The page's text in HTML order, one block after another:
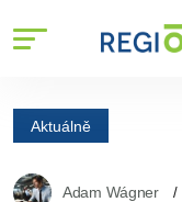
Aktuálně
Adam Wágner